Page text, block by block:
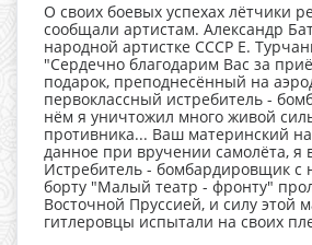
О своих боевых успехах лётчики
сообщали артистам. Александр
народной артистке СССР Е.
"Сердечно благодарим Вас за
подарок, преподнесённый на
первоклассный истребитель -
нём я уничтожил много живой
противника... Ваш материнский
данное при вручении самолёта, я
Истребитель - бомбардировщик с
борту "Малый театр - фронту"
Восточной Пруссией, и силу этой
гитлеровцы испытали на своих